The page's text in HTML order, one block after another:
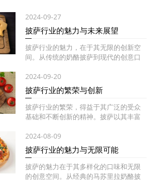
2024-09-27
披萨行业的魅力与未来展望
披萨行业的魅力，在于其无限的创新空
间。从传统的奶酪披萨到现代的创意口
2024-09-20
披萨行业的繁荣与创新
披萨行业的繁荣，得益于其广泛的受众
基础和不断创新的精神。披萨以其丰富
2024-08-09
披萨行业的魅力与无限可能
披萨的魅力在于其多样化的口味和无限
的创意空间。从经典的马苏里拉奶酪披